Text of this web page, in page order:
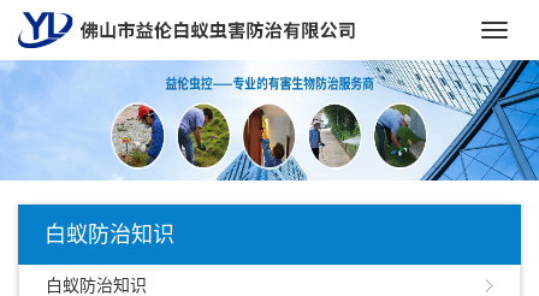
白蚁防治知识
白蚁防治知识